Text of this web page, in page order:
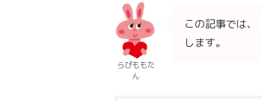
らぴももた
ん
この記事では、
します。